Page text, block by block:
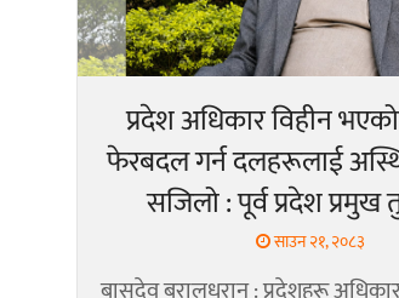
प्रदेश अधिकार विहीन
फेरबदल गर्न दलहरूलाई
सजिलो : पूर्व प्रदेश प्रमुख
साउन २१, २०८३